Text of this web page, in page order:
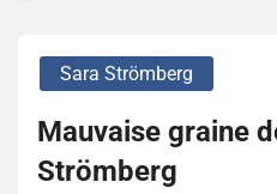
Sara Strömberg
Mauvaise graine
Strömberg